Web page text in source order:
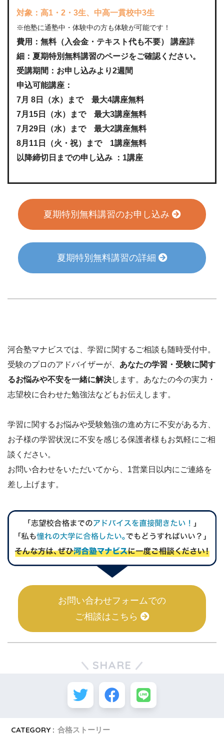
対象：高1・2・3生、中高一貫校中3生
※他塾に通塾中・体験中の方も体験が可能です！
費用：無料（入会金・テキスト代も不要） 講座詳
細：夏期特別無料講習のページをご確認ください。
受講期間：お申し込みより2週間
申込可能講座：
7月 8日（水）まで 最大4講座無料
7月15日（水）まで 最大3講座無料
7月29日（水）まで 最大2講座無料
8月11日（火・祝）まで 1講座無料
以降締切日までの申し込み ：1講座
夏期特別無料講習のお申し込み
夏期特別無料講習の詳細
河合塾マナビスでは、学習に関するご相談も随時受付中。
受験のプロのアドバイザーが、 あなたの学習・受験に関す
るお悩みや不安を一緒に解決します。あなたの今の実力・
志望校に合わせた勉強法などもお伝えします。
学習に関するお悩みや受験勉強の進め方に不安がある方、
お子様の学習状況に不安を感じる保護者様もお気軽にご相
談ください。
お問い合わせをいただいてから、1営業日以内にご連絡を
差し上げます。
お問い合わせフォームでの
ご相談はこちら
SHARE
CATEGORY : 合格ストーリー